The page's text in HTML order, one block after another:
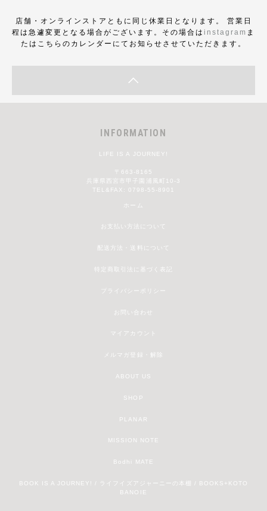
店舗・オンラインストアともに同じ休業日となります。 営業日
程は急遽変更となる場合がございます。その場合は instagram ま
たはこちらのカレンダーにてお知らせさせていただきます。
INFORMATION
LIFE IS A JOURNEY!
〒663-8165
兵庫県西宮市甲子園浦風町10-3
TEL&FAX: 0798-55-8901
ホーム
お支払い方法について
配送方法・送料について
特定商取引法に基づく表記
プライバシーポリシー
お問い合わせ
マイアカウント
メルマガ登録・解除
ABOUT US
SHOP
PLANAR
MISSION NOTE
Bodhi MATE
BOOK IS A JOURNEY! / ライフイズアジャーニーの本棚 / BOOKS+KOTO
BANOIE